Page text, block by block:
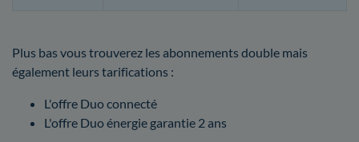
Plus bas vous trouverez les abonnements double mais
également leurs tarifications :
L'offre Duo connecté
L'offre Duo énergie garantie 2 ans